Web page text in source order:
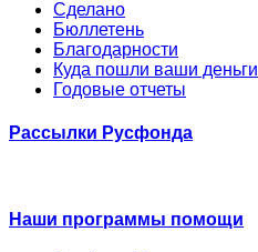
Сделано
Бюллетень
Благодарности
Куда пошли ваши деньги
Годовые отчеты
Рассылки Русфонда
Наши программы помощи